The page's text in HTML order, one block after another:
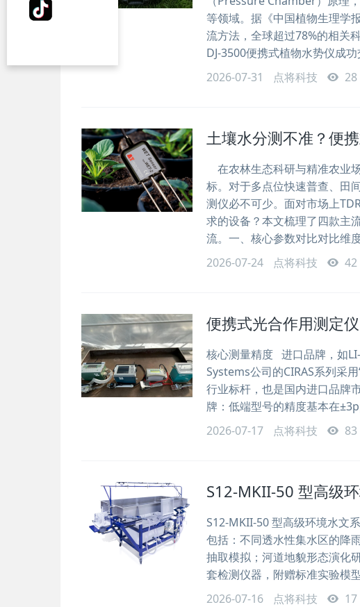
等领域。据《中国植物生理学
流方法，全球超过78%的相关
DJ-3500便携式植物水势仪成
2026-07-31
点将科技 28
土壤水分测不准？便
在农林生态科研与精准农业
标。对于多点位快速普查、田
测仪必不可少。面对市场上
求的设备？本文梳理了四款主
流。一、核心参数对比对比维
2026-07-24
点将科技 42
便携式光合作用测定
核心测量精度 进口品牌，如
Systems公司的CIRAS系列采
行业标杆，也是国内进口品牌
牌：低端型号的精度基本在
2026-07-17
点将科技 83
S12-MKII-50 型高级
S12-MKII-50 型高级环境水文
包括：不同透水性集水区的降
抽取模拟；河道地貌形态演化
套检测仪器，附赠标准实验模型
2026-07-16
点将科技 17